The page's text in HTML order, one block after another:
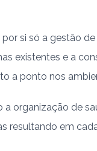
si só a gestão
existentes e a
a ponto nos
a organização de
resultando em